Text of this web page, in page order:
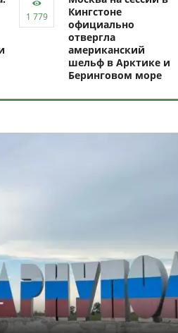
Кингстоне
официально
отвергла
американский
шельф в Арктике и
Беринговом море